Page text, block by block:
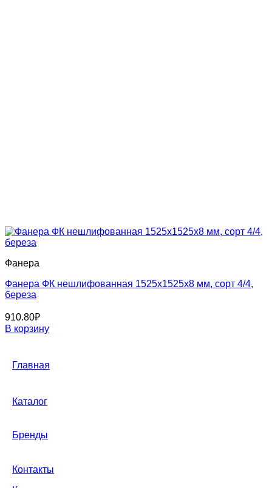
Фанера
Фанера ФК нешлифованная 1525x1525x8 мм, сорт 4/4,
береза
910.80₽
В корзину
Главная
Каталог
Бренды
Контакты